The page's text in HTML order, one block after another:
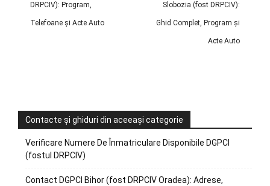
DRPCIV): Program,
Telefoane și Acte Auto
Slobozia (fost DRPCIV):
Ghid Complet, Program și
Acte Auto
Contacte și ghiduri din aceeași categorie
Verificare Numere De Înmatriculare Disponibile DGPCI
(fostul DRPCIV)
Contact DGPCI Bihor (fost DRPCIV Oradea): Adrese,